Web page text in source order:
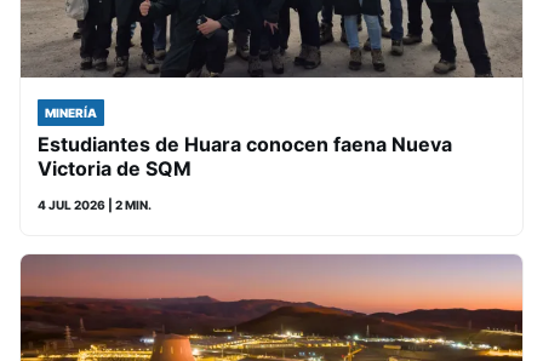
MINERÍA
Estudiantes de Huara conocen faena Nueva
Victoria de SQM
4 JUL 2026 | 2 MIN.